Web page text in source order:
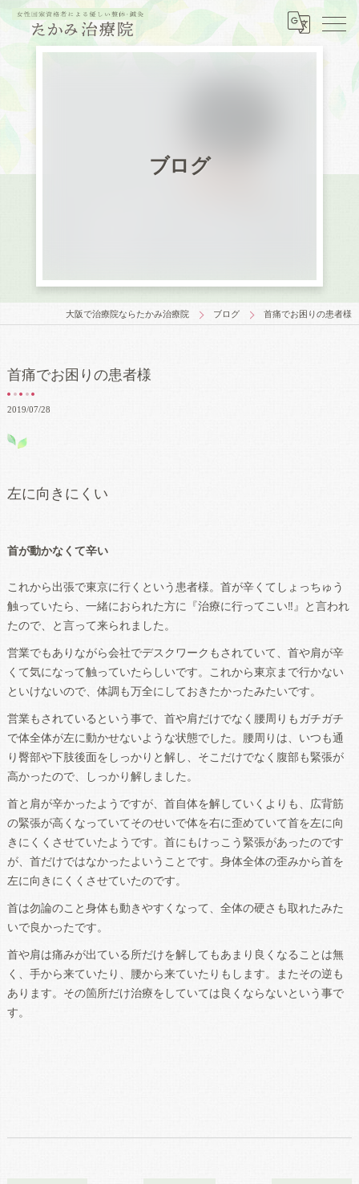
ブログ
大阪で治療院ならたかみ治療院 ブログ 首痛でお困りの患者様
首痛でお困りの患者様
2019/07/28
首が動かなくて辛い
左に向きにくい
これから出張で東京に行くという患者様。首が辛くてしょっちゅう
触っていたら、一緒におられた方に『治療に行ってこい‼』と言われ
たので、と言って来られました。
営業でもありながら会社でデスクワークもされていて、首や肩が辛
くて気になって触っていたらしいです。これから東京まで行かない
といけないので、体調も万全にしておきたかったみたいです。
営業もされているという事で、首や肩だけでなく腰周りもガチガチ
で体全体が左に動かせないような状態でした。腰周りは、いつも通
り臀部や下肢後面をしっかりと解し、そこだけでなく腹部も緊張が
高かったので、しっかり解しました。
首と肩が辛かったようですが、首自体を解していくよりも、広背筋
の緊張が高くなっていてそのせいで体を右に歪めていて首を左に向
きにくくさせていたようです。首にもけっこう緊張があったのです
が、首だけではなかったよいうことです。身体全体の歪みから首を
左に向きにくくさせていたのです。
首は勿論のこと身体も動きやすくなって、全体の硬さも取れたみた
いで良かったです。
首や肩は痛みが出ている所だけを解してもあまり良くなることは無
く、手から来ていたり、腰から来ていたりもします。またその逆も
あります。その箇所だけ治療をしていては良くならないという事で
す。